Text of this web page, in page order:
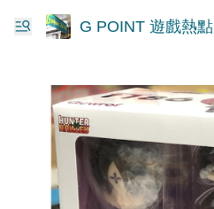
G POINT 遊戲熱點